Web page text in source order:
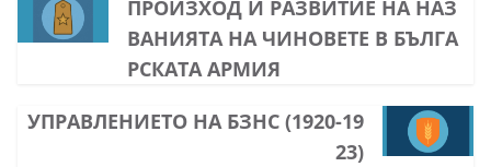
ПРОИЗХОД И РАЗВИТИЕ НА НАЗ
ВАНИЯТА НА ЧИНОВЕТЕ В БЪЛГА
РСКАТА АРМИЯ
УПРАВЛЕНИЕТО НА БЗНС (1920-19
23)